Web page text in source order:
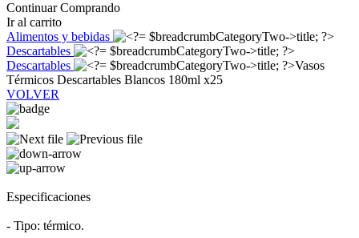
Continuar Comprando
Ir al carrito
Alimentos y bebidas
Descartables
Descartables
Vasos
Térmicos Descartables Blancos 180ml x25
VOLVER
Especificaciones
- Tipo: térmico.